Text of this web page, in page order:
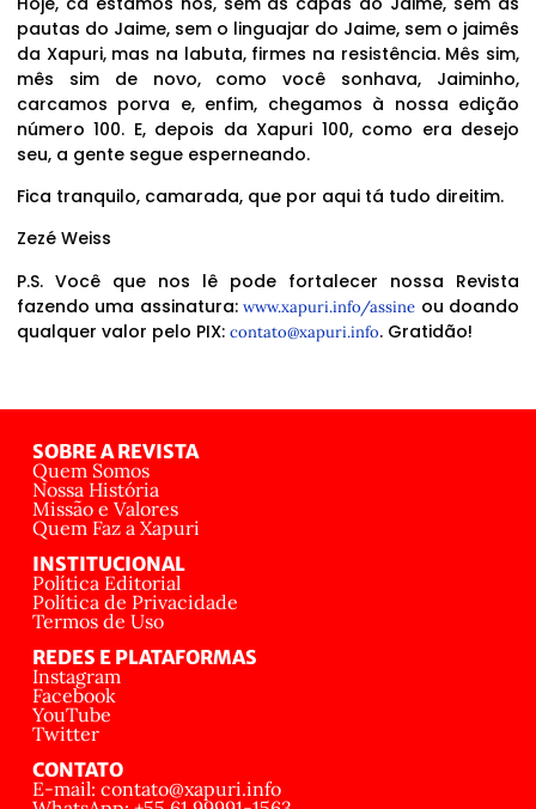
pautas do Jaime, sem o linguajar do Jaime, sem o jaimês
da Xapuri, mas na labuta, firmes na resistência. Mês sim,
mês sim de novo, como você sonhava, Jaiminho,
carcamos porva e, enfim, chegamos à nossa edição
número 100. E, depois da Xapuri 100, como era desejo
seu, a gente segue esperneando.
Fica tranquilo, camarada, que por aqui tá tudo direitim.
Zezé Weiss
P.S. Você que nos lê pode fortalecer nossa Revista
fazendo uma assinatura:www.xapuri.info/assine ou doando
qualquer valor pelo PIX: contato@xapuri.info. Gratidão!
SOBRE A REVISTA
Quem Somos
Nossa História
Missão e Valores
Quem Faz a Xapuri
INSTITUCIONAL
Política Editorial
Política de Privacidade
Termos de Uso
REDES E PLATAFORMAS
Instagram
Facebook
YouTube
Twitter
CONTATO
E-mail: contato@xapuri.info